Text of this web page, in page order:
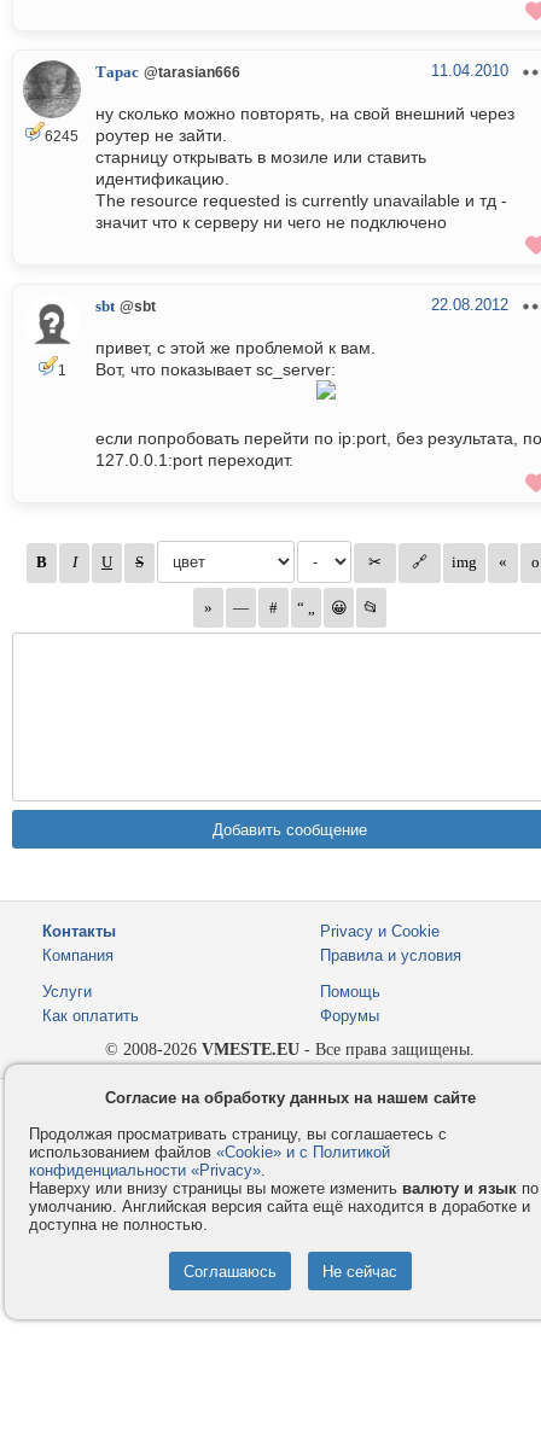
6245
Тарас @tarasian666 11.04.2010
ну сколько можно повторять, на свой внешний через
роутер не зайти.
старницу открывать в мозиле или ставить
идентификацию.
The resource requested is currently unavailable и тд -
значит что к серверу ни чего не подключено
1
sbt @sbt 22.08.2012
привет, с этой же проблемой к вам.
Вот, что показывает sc_server:
если попробовать перейти по ip:port, без результата, по
127.0.0.1:port переходит.
Контакты
Компания
Privacy и Cookie
Правила и условия
Услуги
Как оплатить
Помощь
Форумы
© 2008-2026 VMESTE.EU - Все права защищены.
Согласие на обработку данных на нашем сайте
Продолжая просматривать страницу, вы соглашаетесь с
использованием файлов «Cookie» и с Политикой
конфиденциальности «Privacy».
Наверху или внизу страницы вы можете изменить валюту и язык по
умолчанию. Английская версия сайта ещё находится в доработке и
доступна не полностью.